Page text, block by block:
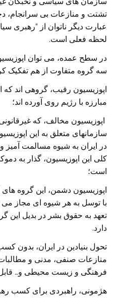
تشتت و منازعات بی سرانجام،
عبارت دیگر ناتوان از “رهبری
لحظه فعلی است.
در سطح عمده، می توان
سه گروه متفاوت از هم تفکیک
اپوزیسیون رقیب، گروهی اند که
مبارزه با رژیم روی آورده اند؛
اپوزیسیون مخالف، که
سازمانهای متعلق به این
در ایران به شیوه مسالمت
کلی این اپوزیسیون، گذار به
است؛
اپوزیسیون دشمن، این گروه های
با توسل به هر شیوه ای مجاز می
تعهد به حقوق بشر در بدیل این
دارد.
تحول بنیادین در ایران، بدون
منازعات صنفی، مدنی و
فرهنگی و زیست محیطی و…
هژمونی، راهبردی برای کسب